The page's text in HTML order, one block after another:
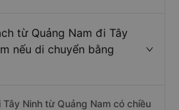
từ Quảng Nam đi Tây
nếu di chuyển bằng
Ninh từ Quảng Nam có chiều